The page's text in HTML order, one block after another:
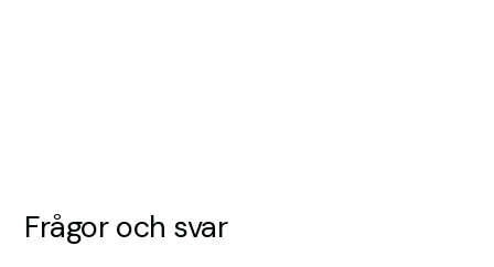
Frågor och svar